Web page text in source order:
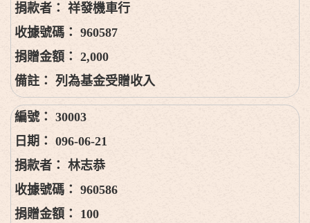
祥發機車行
960587
2,000
列為基金受贈收入
30003
096-06-21
林志恭
960586
100